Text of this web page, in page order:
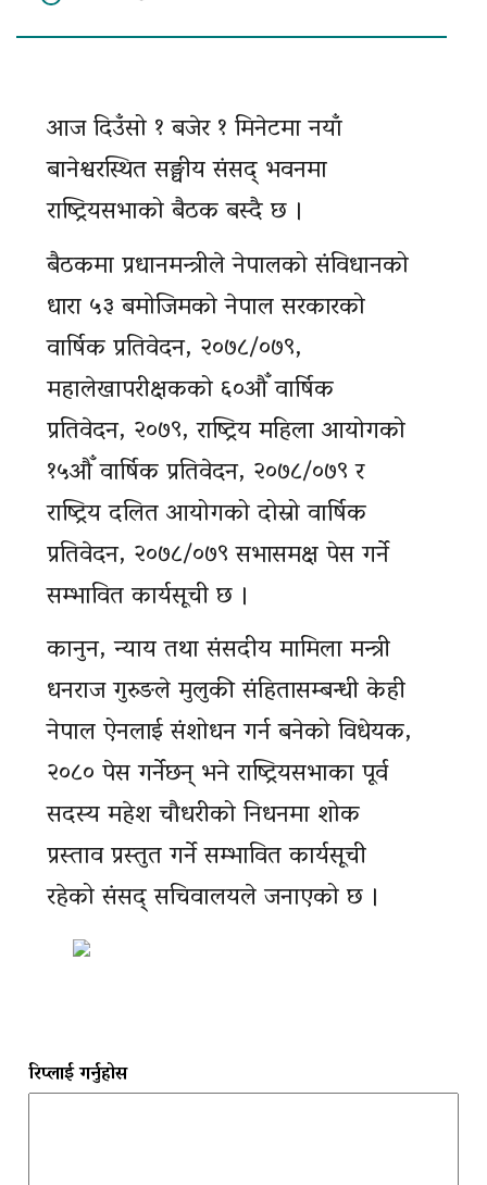
आज दिउँसो १ बजेर १ मिनेटमा नयाँ
बानेश्वरस्थित सङ्घीय संसद् भवनमा
राष्ट्रियसभाको बैठक बस्दै छ ।
बैठकमा प्रधानमन्त्रीले नेपालको संविधानको
धारा ५३ बमोजिमको नेपाल सरकारको
वार्षिक प्रतिवेदन, २०७८/०७९,
महालेखापरीक्षकको ६०औँ वार्षिक
प्रतिवेदन, २०७९, राष्ट्रिय महिला आयोगको
१५औँ वार्षिक प्रतिवेदन, २०७८/०७९ र
राष्ट्रिय दलित आयोगको दोस्रो वार्षिक
प्रतिवेदन, २०७८/०७९ सभासमक्ष पेस गर्ने
सम्भावित कार्यसूची छ ।
कानुन, न्याय तथा संसदीय मामिला मन्त्री
धनराज गुरुङले मुलुकी संहितासम्बन्धी केही
नेपाल ऐनलाई संशोधन गर्न बनेको विधेयक,
२०८० पेस गर्नेछन् भने राष्ट्रियसभाका पूर्व
सदस्य महेश चौधरीको निधनमा शोक
प्रस्ताव प्रस्तुत गर्ने सम्भावित कार्यसूची
रहेको संसद् सचिवालयले जनाएको छ ।
रिप्लाई गर्नुहोस